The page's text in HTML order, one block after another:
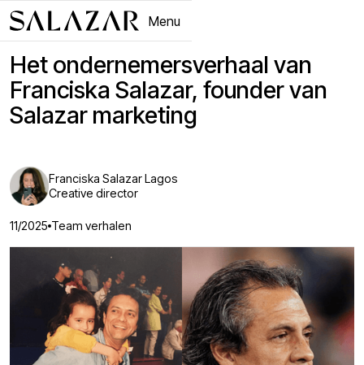
Menu
Close
Het ondernemersverhaal van
Franciska Salazar, founder van
Salazar marketing
Franciska Salazar Lagos
Creative director
11/2025 Team verhalen